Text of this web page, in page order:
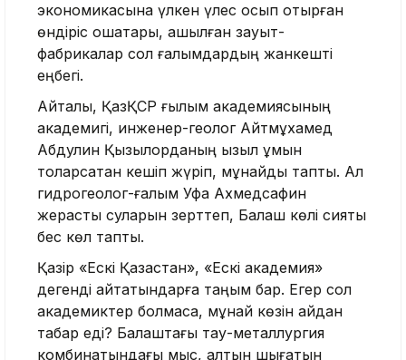
экономикасына үлкен үлес қосып отырған
өндіріс ошақтары, ашылған зауыт-
фабрикалар сол ғалымдардың жанкешті
еңбегі.
Айталық, ҚазҚСР ғылым академиясының
академигі, инженер-геолог Айтмұхамед
Абдулин Қызылорданың қызыл құмын
толарсақтан кешіп жүріп, мұнайды тапты. Ал
гидрогеолог-ғалым Уфа Ахмедсафин
жерасты суларын зерттеп, Балқаш көлі сияқты
бес көл тапты.
Қазір «Ескі Қазақстан», «Ескі академия»
дегенді айтатындарға таңым бар. Егер сол
академиктер болмаса, мұнай көзін қайдан
табар еді? Балқаштағы тау-металлургия
комбинатындағы мыс, алтын шығатын